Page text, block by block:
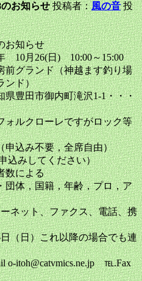
お知らせ投稿者：風の音 投
お知らせ
26(日) 10:00～15:00
ンド（神越ます釣り場
ンド）
内町滝沢1-1・・・
ルクローレですがロック等
不要，全席自由）
みしてください）
による
，国籍，年齢，プロ，ア
ット、ファクス、電話、携
日）これ以降の場合でも連
o-itoh@catvmics.ne.jp ℡.Fax